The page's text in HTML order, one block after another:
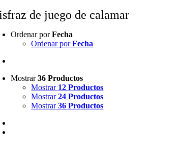
de juego de calamar
Ordenar porFecha
Ordenar porFecha
Mostrar36 Productos
Mostrar 12 Productos
Mostrar24 Productos
Mostrar36 Productos